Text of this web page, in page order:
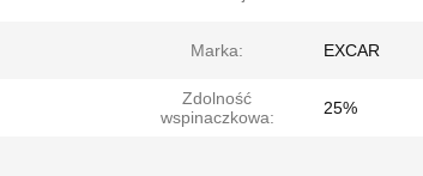
Marka: EXCAR
Zdolność
wspinaczkowa:
25%